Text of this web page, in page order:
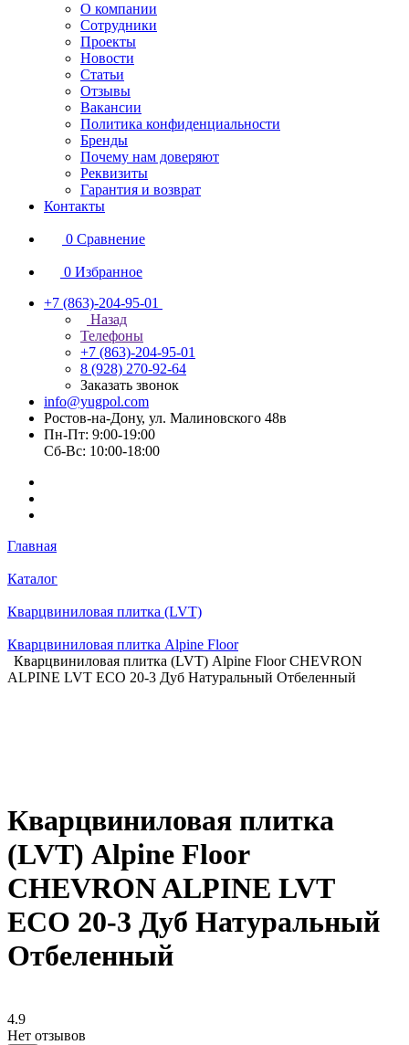
О компании
Сотрудники
Проекты
Новости
Статьи
Отзывы
Вакансии
Политика конфиденциальности
Бренды
Почему нам доверяют
Реквизиты
Гарантия и возврат
Контакты
0 Сравнение
0 Избранное
+7 (863)-204-95-01
Назад
Телефоны
+7 (863)-204-95-01
8 (928) 270-92-64
Заказать звонок
info@yugpol.com
Ростов-на-Дону, ул. Малиновского 48в
Пн-Пт: 9:00-19:00
Cб-Вс: 10:00-18:00
Главная
Каталог
Кварцвиниловая плитка (LVT)
Кварцвиниловая плитка Alpine Floor
Кварцвиниловая плитка (LVT) Alpine Floor CHEVRON
ALPINE LVT ECO 20-3 Дуб Натуральный Отбеленный
Кварцвиниловая плитка
(LVT) Alpine Floor
CHEVRON ALPINE LVT
ECO 20-3 Дуб Натуральный
Отбеленный
4.9
Нет отзывов